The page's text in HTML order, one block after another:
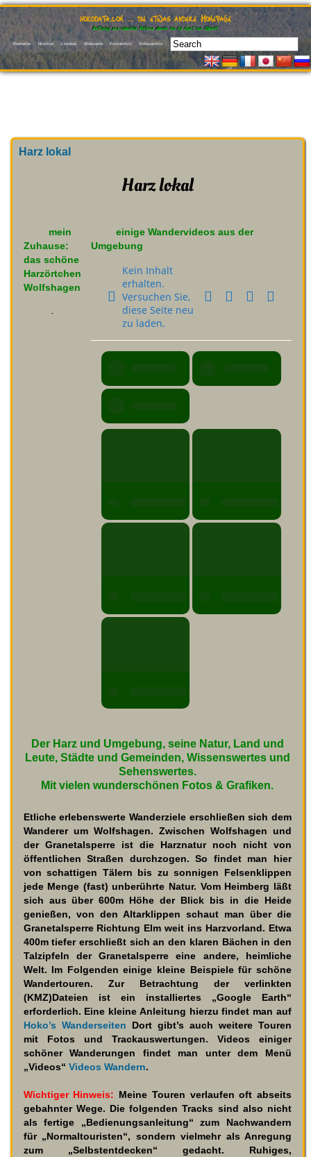
hokodata.com … die etwas andere Homepage
Entdecke eine lebendige Historie ebenso wie die Welt der Zukunft
Startseite Hobbys Lokales Webcams Fotoarchiv Videoarchiv
Harz lokal
Harz lokal
mein
Zuhause:
das schöne
Harzörtchen
Wolfshagen
einige Wandervideos aus der
Umgebung
Kein Inhalt
erhalten.
Versuchen Sie,
diese Seite neu
zu laden.
Der Harz und Umgebung, seine Natur, Land und
Leute, Städte und Gemeinden, Wissenswertes und
Sehenswertes.
Mit vielen wunderschönen Fotos & Grafiken.
Etliche erlebenswerte Wanderziele erschließen sich dem
Wanderer um Wolfshagen. Zwischen Wolfshagen und
der Granetalsperre ist die Harznatur noch nicht von
öffentlichen Straßen durchzogen. So findet man hier
von schattigen Tälern bis zu sonnigen Felsenklippen
jede Menge (fast) unberührte Natur. Vom Heimberg läßt
sich aus über 600m Höhe der Blick bis in die Heide
genießen, von den Altarklippen schaut man über die
Granetalsperre Richtung Elm weit ins Harzvorland. Etwa
400m tiefer erschließt sich an den klaren Bächen in den
Talzipfeln der Granetalsperre eine andere, heimliche
Welt. Im Folgenden einige kleine Beispiele für schöne
Wandertouren. Zur Betrachtung der verlinkten
(KMZ)Dateien ist ein installiertes „Google Earth“
erforderlich. Eine kleine Anleitung hierzu findet man auf
Hoko’s Wanderseiten Dort gibt’s auch weitere Touren
mit Fotos und Trackauswertungen. Videos einiger
schöner Wanderungen findet man unter dem Menü
„Videos“ Videos Wandern.
Wichtiger Hinweis: Meine Touren verlaufen oft abseits
gebahnter Wege. Die folgenden Tracks sind also nicht
als fertige „Bedienungsanleitung“ zum Nachwandern
für „Normaltouristen“, sondern vielmehr als Anregung
zum „Selbstentdecken“ gedacht. Ruhiges,